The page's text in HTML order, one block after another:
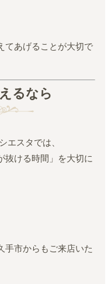
てあげることが大切で
るなら
エスタでは、
抜ける時間」を大切に
手市からもご来店いた